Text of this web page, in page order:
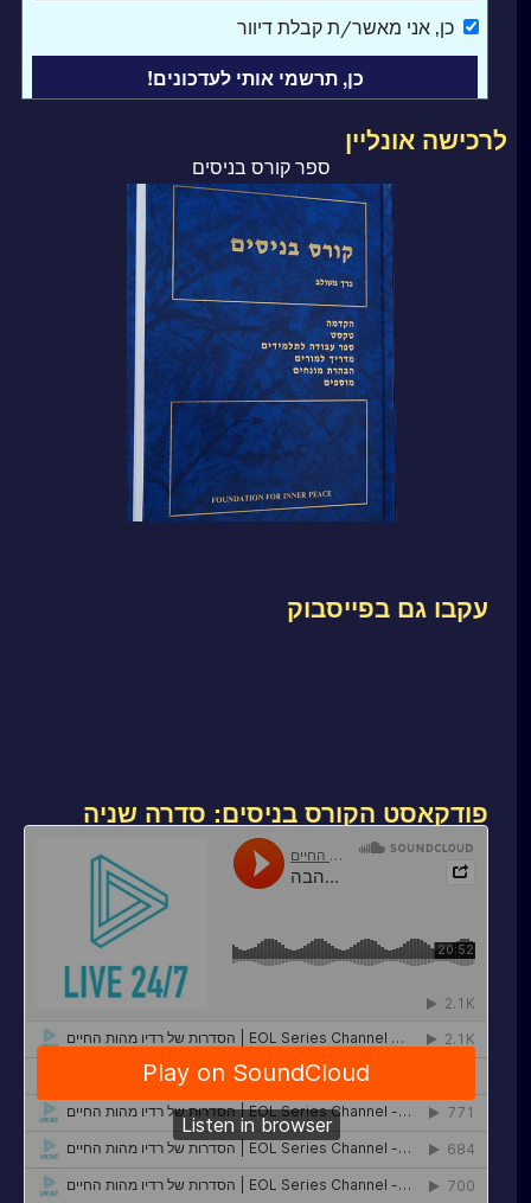
כן, אני מאשר/ת קבלת דיוור
לרכישה אונליין
ספר קורס בניסים
עקבו גם בפייסבוק
פודקאסט הקורס בניסים: סדרה שניה